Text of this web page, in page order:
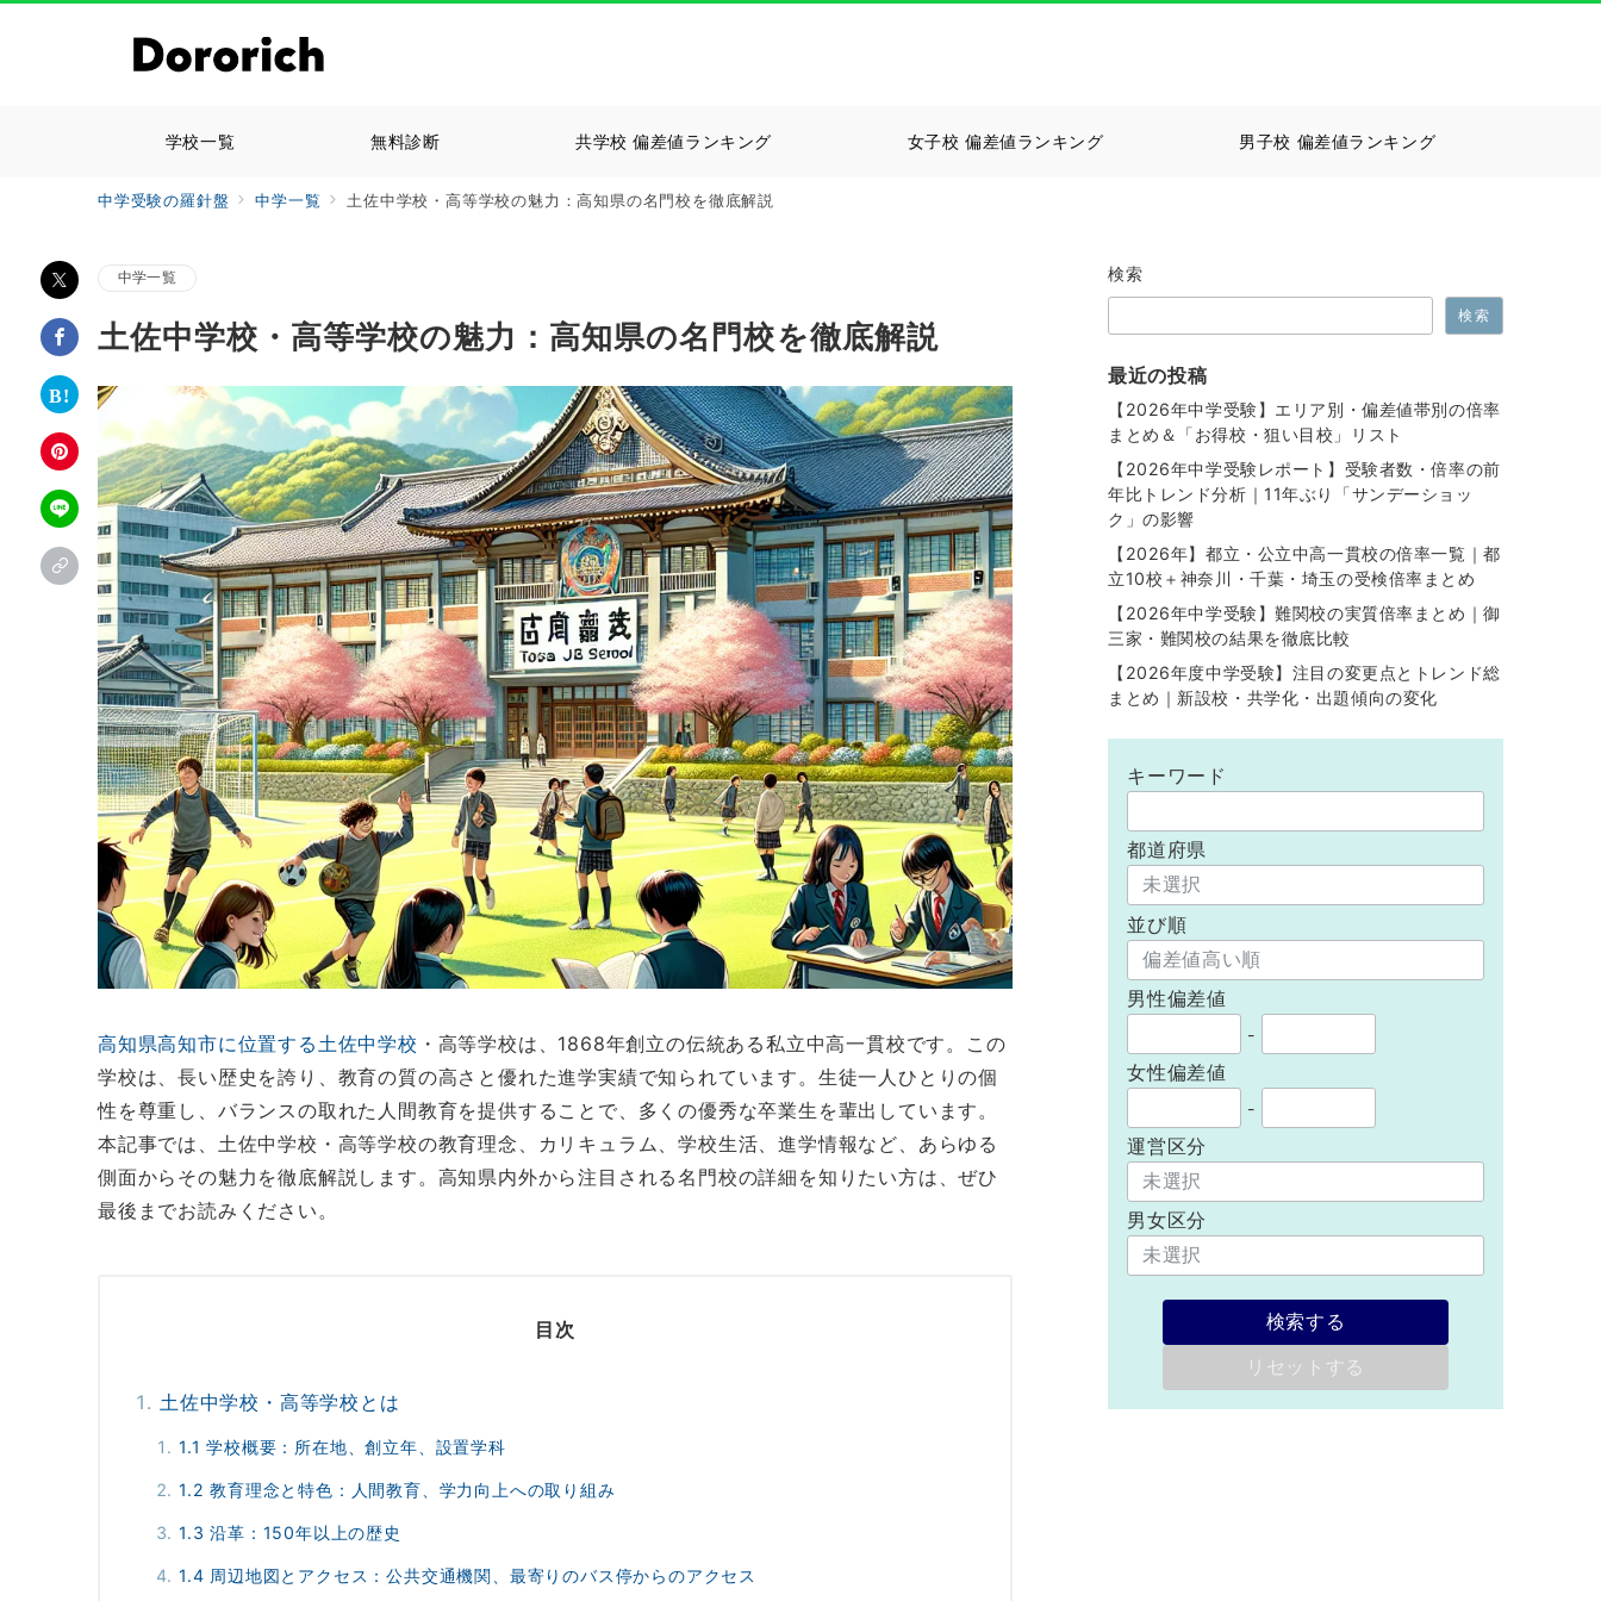
学校一覧 無料診断 共学校 偏差値ランキング 女子校 偏差値ランキング 男子校 偏差値ランキング
中学受験の羅針盤 中学一覧 土佐中学校・高等学校の魅力：高知県の名門校を徹底解説
中学一覧
土佐中学校・高等学校の魅力：高知県の名門校を徹底解説
高知県高知市に位置する土佐中学校 ・高等学校は、1868年創立の伝統ある私立中高一貫校です。この
学校は、長い歴史を誇り、教育の質の高さと優れた進学実績で知られています。生徒一人ひとりの個
性を尊重し、バランスの取れた人間教育を提供することで、多くの優秀な卒業生を輩出しています。
本記事では、土佐中学校・高等学校の教育理念、カリキュラム、学校生活、進学情報など、あらゆる
側面からその魅力を徹底解説します。高知県内外から注目される名門校の詳細を知りたい方は、ぜひ
最後までお読みください。
目次
土佐中学校・高等学校とは
1.1 学校概要：所在地、創立年、設置学科
1.2 教育理念と特色：人間教育、学力向上への取り組み
1.3 沿革：150年以上の歴史
1.4 周辺地図とアクセス：公共交通機関、最寄りのバス停からのアクセス
検索
検索
最近の投稿
【2026年中学受験】エリア別・偏差値帯別の倍率
まとめ＆「お得校・狙い目校」リスト
【2026年中学受験レポート】受験者数・倍率の前
年比トレンド分析｜11年ぶり「サンデーショッ
ク」の影響
【2026年】都立・公立中高一貫校の倍率一覧｜都
立10校＋神奈川・千葉・埼玉の受検倍率まとめ
【2026年中学受験】難関校の実質倍率まとめ｜御
三家・難関校の結果を徹底比較
【2026年度中学受験】注目の変更点とトレンド総
まとめ｜新設校・共学化・出題傾向の変化
キーワード
都道府県
並び順
男性偏差値
-
女性偏差値
-
運営区分
男女区分
検索する
リセットする